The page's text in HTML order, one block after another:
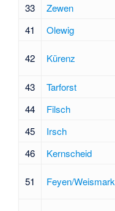
33
Zewen
41
Olewig
42 Kürenz
43 Tarforst
44
Filsch
45
Irsch
46
Kernscheid
51 Feyen/Weismark